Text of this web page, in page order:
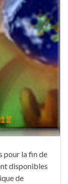
pour la fin de
disponibles
de